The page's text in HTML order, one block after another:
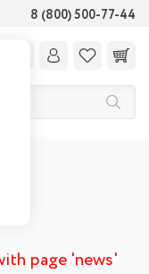
8 (800) 500-77-44
page 'news'